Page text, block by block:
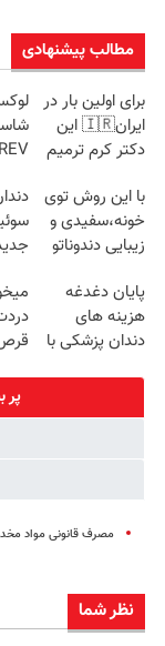
مطالب پیشنهادی
برای اولین بار در
ایران🇮🇷 این
دکتر کرم ترمیم
ساخت!
با این روش توی
خونه،سفیدی و
زیبایی دندوناتو
(40%off)
سبک
پایان دغدغه
هزینه های
دندان پزشکی با
پر
مصرف قانونی مواد
نظر شما